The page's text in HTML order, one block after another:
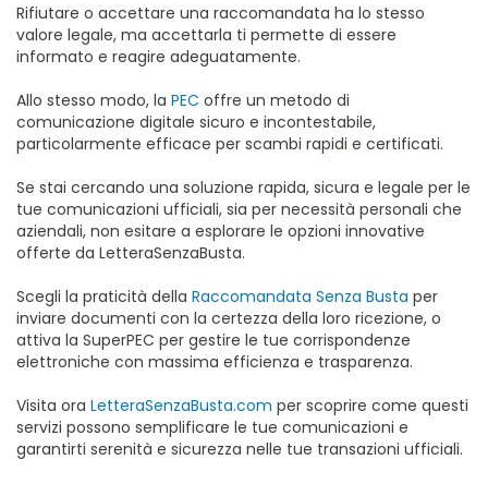
Rifiutare o accettare una raccomandata ha lo stesso
valore legale, ma accettarla ti permette di essere
informato e reagire adeguatamente.
Allo stesso modo, la PEC offre un metodo di
comunicazione digitale sicuro e incontestabile,
particolarmente efficace per scambi rapidi e certificati.
Se stai cercando una soluzione rapida, sicura e legale per le
tue comunicazioni ufficiali, sia per necessità personali che
aziendali, non esitare a esplorare le opzioni innovative
offerte da LetteraSenzaBusta.
Scegli la praticità della Raccomandata Senza Busta per
inviare documenti con la certezza della loro ricezione, o
attiva la SuperPEC per gestire le tue corrispondenze
elettroniche con massima efficienza e trasparenza.
Visita ora LetteraSenzaBusta.com per scoprire come questi
servizi possono semplificare le tue comunicazioni e
garantirti serenità e sicurezza nelle tue transazioni ufficiali.